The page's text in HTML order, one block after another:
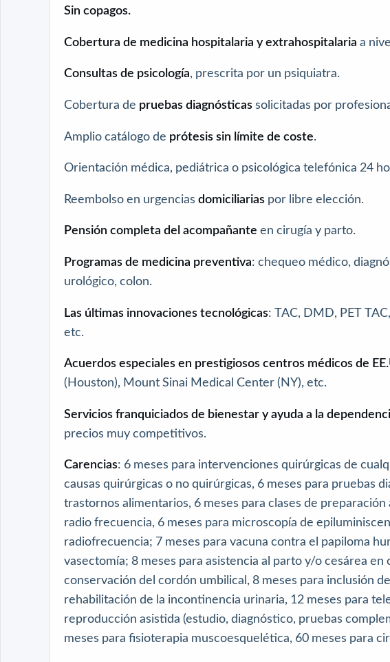
Sin copagos.
Cobertura de medicina hospitalaria y extrahospitalaria a
Consultas de psicología, prescrita por un psiquiatra.
Cobertura de pruebas diagnósticas solicitadas por
Amplio catálogo de prótesis sin límite de coste
Orientación médica, pediátrica o psicológica telefónica 24
Reembolso en urgencias domiciliarias por libre elección.
Pensión completa del acompañante en cirugía y parto.
Programas de medicina preventiva: chequeo médico,
urológico, colon.
Las últimas innovaciones tecnológicas: TAC, DMD, PET
etc.
Acuerdos especiales en prestigiosos centros médicos de
(Houston), Mount Sinai Medical Center (NY), etc.
Servicios franquiciados de bienestar y ayuda a la
precios muy competitivos.
Carencias: 6 meses para intervenciones quirúrgicas de
causas quirúrgicas o no quirúrgicas, 6 meses para pruebas
trastornos alimentarios, 6 meses para clases de
radio frecuencia, 6 meses para microscopía de
radiofrecuencia; 7 meses para vacuna contra el papiloma
vasectomía; 8 meses para asistencia al parto y/o cesárea en
conservación del cordón umbilical, 8 meses para inclusión
rehabilitación de la incontinencia urinaria, 12 meses para
reproducción asistida (estudio, diagnóstico, pruebas
meses para fisioterapia muscoesquelética, 60 meses para